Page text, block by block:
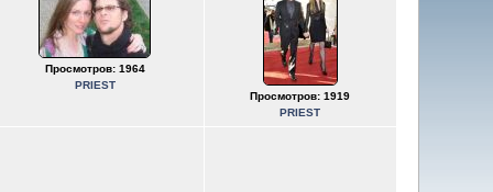
Просмотров: 1964
PRIEST
Просмотров: 1919
PRIEST